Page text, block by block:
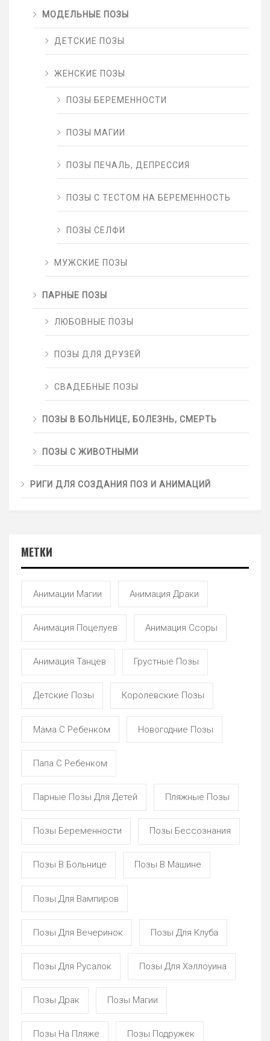
МОДЕЛЬНЫЕ ПОЗЫ
ДЕТСКИЕ ПОЗЫ
ЖЕНСКИЕ ПОЗЫ
ПОЗЫ БЕРЕМЕННОСТИ
ПОЗЫ МАГИИ
ПОЗЫ ПЕЧАЛЬ, ДЕПРЕССИЯ
ПОЗЫ С ТЕСТОМ НА БЕРЕМЕННОСТЬ
ПОЗЫ СЕЛФИ
МУЖСКИЕ ПОЗЫ
ПАРНЫЕ ПОЗЫ
ЛЮБОВНЫЕ ПОЗЫ
ПОЗЫ ДЛЯ ДРУЗЕЙ
СВАДЕБНЫЕ ПОЗЫ
ПОЗЫ В БОЛЬНИЦЕ, БОЛЕЗНЬ, СМЕРТЬ
ПОЗЫ С ЖИВОТНЫМИ
РИГИ ДЛЯ СОЗДАНИЯ ПОЗ И АНИМАЦИЙ
МЕТКИ
Анимации Магии Анимация Драки
Анимация Поцелуев Анимация Ссоры
Анимация Танцев Грустные Позы
Детские Позы Королевские Позы
Мама С Ребенком Новогодние Позы
Папа С Ребенком
Парные Позы Для Детей Пляжные Позы
Позы Беременности Позы Бессознания
Позы В Больнице Позы В Машине
Позы Для Вампиров
Позы Для Вечеринок Позы Для Клуба
Позы Для Русалок Позы Для Хэллоуина
Позы Драк Позы Магии
Позы На Пляже Позы Подружек